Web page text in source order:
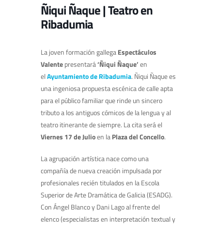
Ñiqui Ñaque | Teatro en
Ribadumia
La joven formación gallegaEspectáculos
Valentepresentará‘Ñiqui Ñaque’en
elAyuntamiento de Ribadumia. Ñiqui Ñaque es
una ingeniosa propuesta escénica de calle apta
para el público familiar que rinde un sincero
tributo a los antiguos cómicos de la lengua y al
teatro itinerante de siempre. La cita será el
Viernes 17 de Julioen laPlaza del Concello.
La agrupación artística nace como una
compañía de nueva creación impulsada por
profesionales recién titulados en la Escola
Superior de Arte Dramática de Galicia (ESADG).
Con Ángel Blanco y Dani Lago al frente del
elenco (especialistas en interpretación textual y